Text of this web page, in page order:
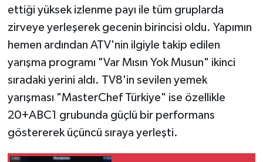
ettiği yüksek izlenme payı ile tüm gruplarda
zirveye yerleşerek gecenin birincisi oldu. Yapımın
hemen ardından ATV'nin ilgiyle takip edilen
yarışma programı "Var Mısın Yok Musun" ikinci
sıradaki yerini aldı. TV8'in sevilen yemek
yarışması "MasterChef Türkiye" ise özellikle
20+ABC1 grubunda güçlü bir performans
göstererek üçüncü sıraya yerleşti.